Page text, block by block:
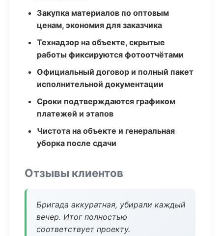
Закупка материалов по оптовым
ценам, экономия для заказчика
Технадзор на объекте, скрытые
работы фиксируются фотоотчётами
Официальный договор и полный пакет
исполнительной документации
Сроки подтверждаются графиком
платежей и этапов
Чистота на объекте и генеральная
уборка после сдачи
Отзывы клиентов
Бригада аккуратная, убирали каждый
вечер. Итог полностью
соответствует проекту.